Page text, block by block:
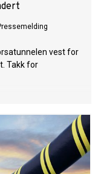
vest for
Takk for